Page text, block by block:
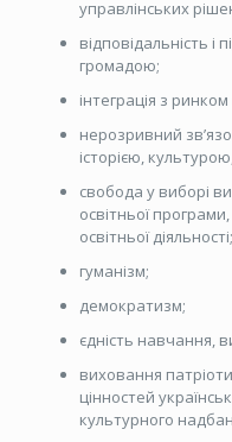
управлінських
відповідальність і
громадою;
інтеграція з ринком
нерозривний
історією,
свобода у виборі
освітньої
освітньої діяльності;
гуманізм;
демократизм;
єдність навчання,
виховання
цінностей
культурного